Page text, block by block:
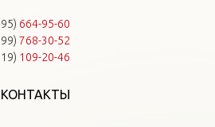
664-95-60
768-30-52
109-20-46
КОНТАКТЫ